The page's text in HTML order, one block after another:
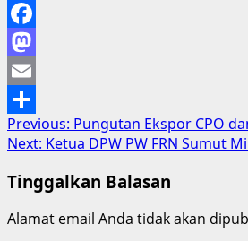
Facebook
Mastodon
Email
Share
Post
navigation
Previous: Pungutan Ekspor CPO
Next: Ketua DPW PW FRN Sumut
Tinggalkan Balasan
Alamat email Anda tidak akan